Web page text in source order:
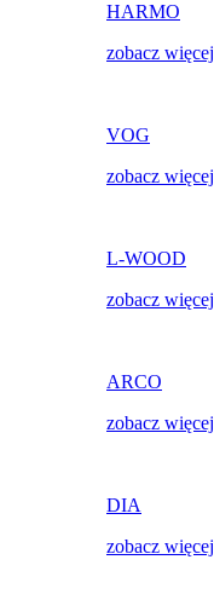
HARMO
zobacz więcej
VOG
zobacz więcej
L-WOOD
zobacz więcej
ARCO
zobacz więcej
DIA
zobacz więcej